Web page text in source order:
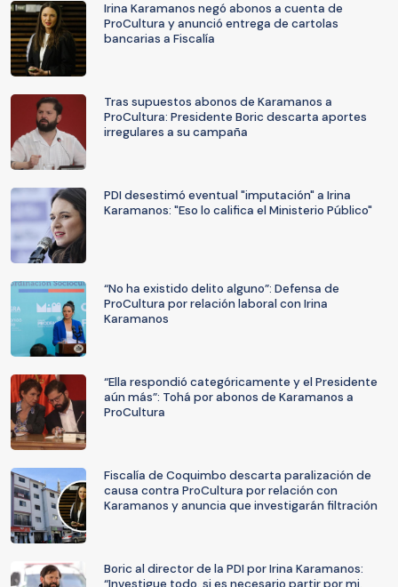
Irina Karamanos negó abonos a cuenta de
ProCultura y anunció entrega de cartolas
bancarias a Fiscalía
Tras supuestos abonos de Karamanos a
ProCultura: Presidente Boric descarta aportes
irregulares a su campaña
PDI desestimó eventual "imputación" a Irina
Karamanos: "Eso lo califica el Ministerio Público"
“No ha existido delito alguno”: Defensa de
ProCultura por relación laboral con Irina
Karamanos
“Ella respondió categóricamente y el Presidente
aún más”: Tohá por abonos de Karamanos a
ProCultura
Fiscalía de Coquimbo descarta paralización de
causa contra ProCultura por relación con
Karamanos y anuncia que investigarán filtración
Boric al director de la PDI por Irina Karamanos:
“Investigue todo, si es necesario partir por mi,